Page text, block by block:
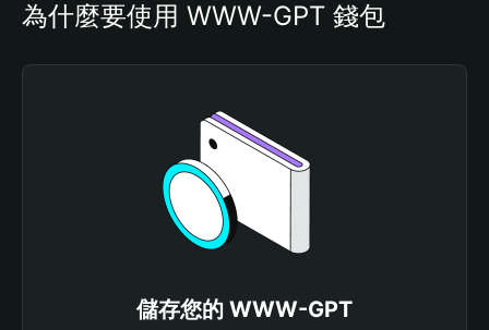
為什麼要使用 WWW-GPT 錢包
儲存您的 WWW-GPT